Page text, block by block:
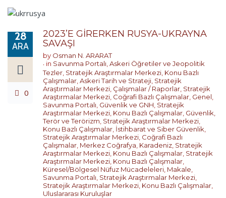
28
ARA
0
2023’E GİRERKEN RUSYA-UKRAYNA
SAVAŞI
by Osman N. ARARAT
in Savunma Portalı Askeri Öğretiler ve Jeopolitik
Tezler Stratejik Araştırmalar Merkezi Konu Bazlı
Çalışmalar Askeri Tarih ve Strateji Stratejik
Araştırmalar Merkezi Çalışmalar / Raporlar Stratejik
Araştırmalar Merkezi Coğrafi Bazlı Çalışmalar Genel
Savunma Portalı Güvenlik ve GNH Stratejik
Araştırmalar Merkezi Konu Bazlı Çalışmalar Güvenlik,
Terör ve Terörizm Stratejik Araştırmalar Merkezi
Konu Bazlı Çalışmalar İstihbarat ve Siber Güvenlik
Stratejik Araştırmalar Merkezi Coğrafi Bazlı
Çalışmalar Merkez Coğrafya Karadeniz Stratejik
Araştırmalar Merkezi Konu Bazlı Çalışmalar Stratejik
Araştırmalar Merkezi Konu Bazlı Çalışmalar
Küresel/Bölgesel Nüfuz Mücadeleleri Makale
Savunma Portalı Stratejik Araştırmalar Merkezi
Stratejik Araştırmalar Merkezi Konu Bazlı Çalışmalar
Uluslararası Kuruluşlar